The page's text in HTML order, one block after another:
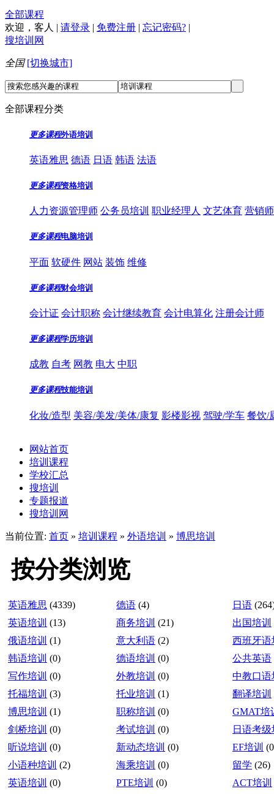
全部课程
欢迎， 客人 | 请登录 | 免费注册 | 忘记密码? |
搜培训网
全国 [切换城市]
全部课程分类
更多课程外语培训
英语雅思 德语 日语 韩语 法语
更多课程资格培训
人力资源管理师 公务员培训 职业经理人 文艺体育 营销
更多课程电脑培训
平面 软硬件 网站 装饰 维修
更多课程财会培训
会计证 会计职称 会计继续教育 会计电算化 注册会计师
更多课程学历培训
成教 自考 网教 电大 中职
更多课程技能培训
化妆/造型 美容/美发/美体/康复 影楼影视 驾驶/学车 餐饮/
网站首页
培训课程
学校汇总
搜培训
专题报道
搜培训网
当前位置: 首页 » 培训课程 » 外语培训 » 博思培训
按分类浏览
英语雅思 (4339) 德语 (4) 日语
英语培训 (13) 商务培训 (21)
出国培训
俄语培训 (1) 意大利语 (2)
西班牙语
韩语培训 (0) 德语培训 (0)
公共英语
写作培训 (0) 外教培训 (0)
中教口语
托福培训 (3) 托业培训 (1)
翻译培训
博思培训 (1) 职称培训 (0)
GMAT培
剑桥培训 (0) 考试培训 (0)
日语考
听说培训 (0) 新动态培训 (0) EF培训
小语种培训 (2) 海乘培训 (0) 留学 (26)
英语培训 (0) PTE培训 (0)
ACT培训